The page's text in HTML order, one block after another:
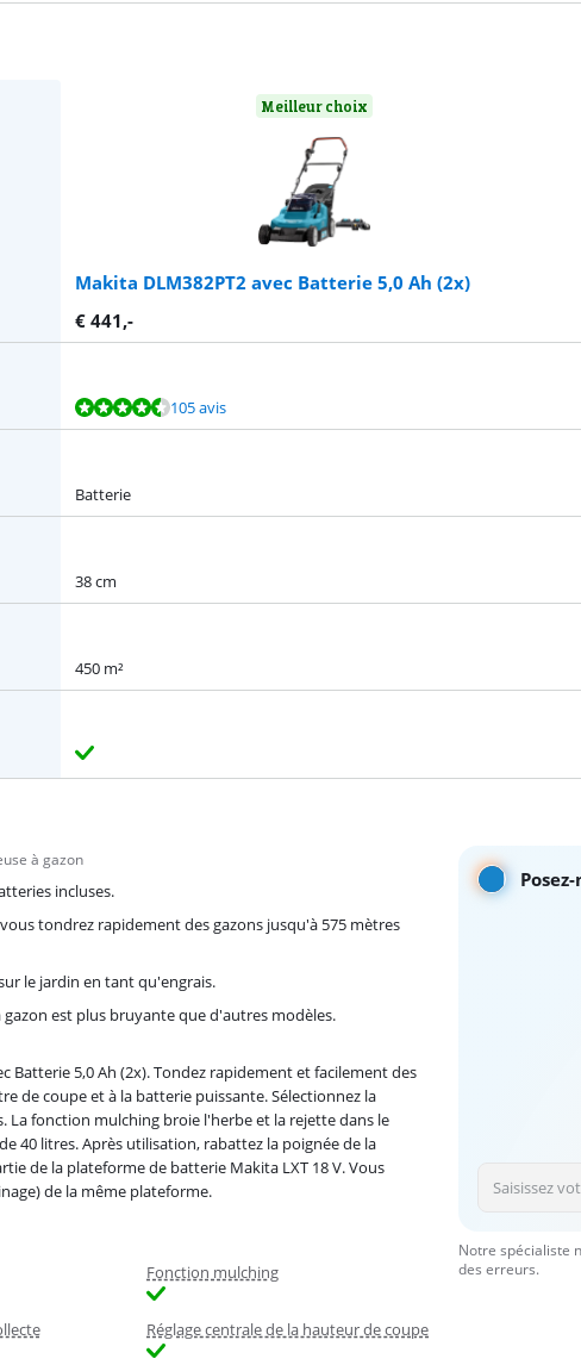
Meilleur choix
Makita DLM382PT2 avec Batterie 5,0 Ah (2x)
€ 441,-
105 avis
Batterie
38 cm
450 m²
Notre spécialiste
des erreurs.
à gazon
incluses.
tondrez rapidement des gazons jusqu'à 575 mètres
le jardin en tant qu'engrais.
est plus bruyante que d'autres modèles.
Batterie 5,0 Ah (2x). Tondez rapidement et facilement des
de coupe et à la batterie puissante. Sélectionnez la
La fonction mulching broie l'herbe et la rejette dans le
40 litres. Après utilisation, rabattez la poignée de la
de la plateforme de batterie Makita LXT 18 V. Vous
de la même plateforme.
Fonction mulching
Réglage centrale de la hauteur de coupe